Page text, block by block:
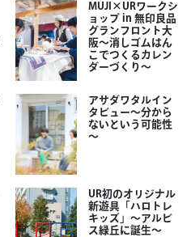
MUJI×URワークシ
ョップ in 無印良品
グランフロント大
阪～消しゴムはん
こでつくるカレン
ダーづくり～
アサダワタルイン
タビュー～分から
ないという可能性
～
UR初のオリジナル
新遊具「ハロトレ
キッズ」～アルビ
ス緑丘に誕生～